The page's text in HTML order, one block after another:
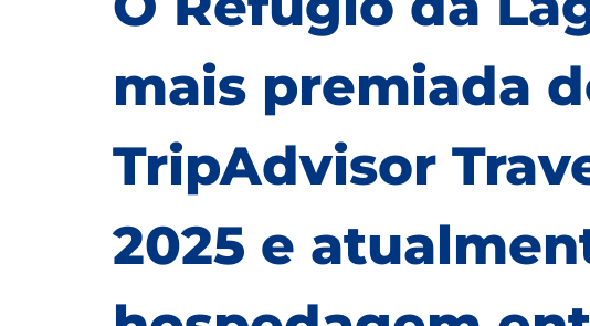
mais premiada
TripAdvisor
2025 e